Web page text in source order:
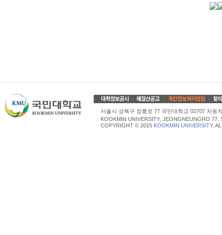
서울시 성북구 정릉로 77 국민대학교 02707 자동
KOOKMIN UNIVERSITY, JEONGNEUNGRO
COPYRIGHT © 2015 KOOKMIN UNIVERSITY.